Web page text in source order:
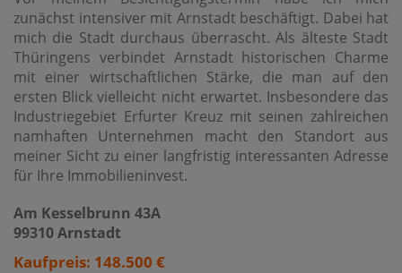
zunächst intensiver mit Arnstadt beschäftigt. Dabei hat
mich die Stadt durchaus überrascht. Als älteste Stadt
Thüringens verbindet Arnstadt historischen Charme
mit einer wirtschaftlichen Stärke, die man auf den
ersten Blick vielleicht nicht erwartet. Insbesondere das
Industriegebiet Erfurter Kreuz mit seinen zahlreichen
namhaften Unternehmen macht den Standort aus
meiner Sicht zu einer langfristig interessanten Adresse
für Ihre Immobilieninvest.
Am Kesselbrunn 43A
99310 Arnstadt
Kaufpreis: 148.500 €